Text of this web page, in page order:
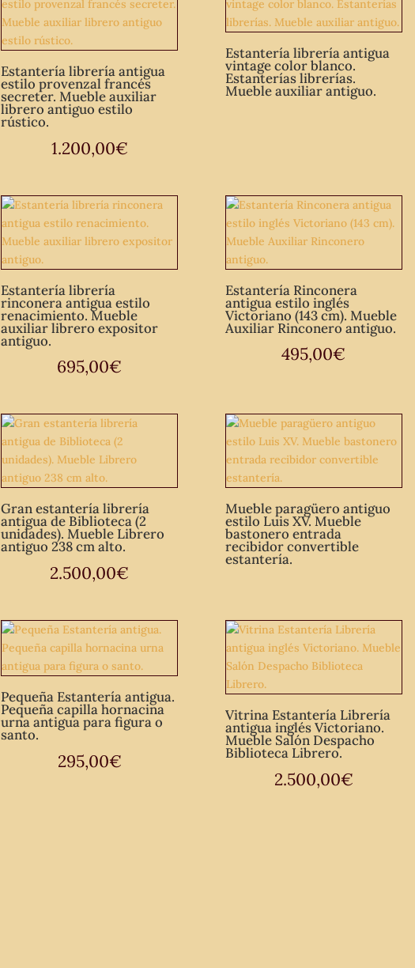
Estantería librería antigua
estilo provenzal francés
secreter. Mueble auxiliar
librero antiguo estilo
rústico.
1.200,00€
Estantería librería antigua
vintage color blanco.
Estanterías librerías.
Mueble auxiliar antiguo.
Estantería librería
rinconera antigua estilo
renacimiento. Mueble
auxiliar librero expositor
antiguo.
695,00€
Estantería Rinconera
antigua estilo inglés
Victoriano (143 cm). Mueble
Auxiliar Rinconero antiguo.
495,00€
Gran estantería librería
antigua de Biblioteca (2
unidades). Mueble Librero
antiguo 238 cm alto.
2.500,00€
Mueble paragüero antiguo
estilo Luis XV. Mueble
bastonero entrada
recibidor convertible
estantería.
Pequeña Estantería antigua.
Pequeña capilla hornacina
urna antigua para figura o
santo.
295,00€
Vitrina Estantería Librería
antigua inglés Victoriano.
Mueble Salón Despacho
Biblioteca Librero.
2.500,00€